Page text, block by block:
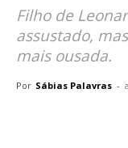
Filho de
assustado,
mais ousada.
Por Sábias Palavras -